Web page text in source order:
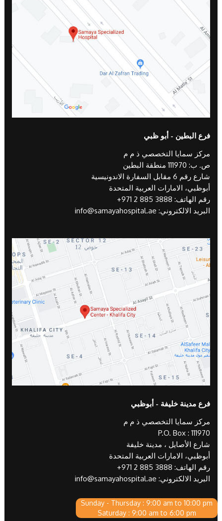
فرع البطين - أبو ظبي
مركز سمايا التخصصي ذ م م
ص. ب: 111970 منطقة البطين
شارع رقم 6 مقابل السفارة الاندونيسية
أبوظبي، الامارات العربية المتحدة
رقم الهاتف:+971 2 885 3888
البريد الالكتروني:info@samayahospital.ae
فرع مدينة خليفة - أبوظبي
مركز سمايا التخصصي ذ م م
P.O. Box : 111970
شارع الأصايل ، مدينة خليفة
أبوظبي، الامارات العربية المتحدة
رقم الهاتف:+971 2 885 3888
البريد الالكتروني:info@samayahospital.ae
Sunday - Thursday : 9:00 am to 10:00 pm
Saturday : 9:00 am to 6:00 pm